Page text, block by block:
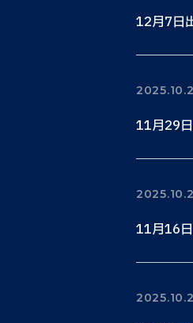
12月7日
11月29
11月16